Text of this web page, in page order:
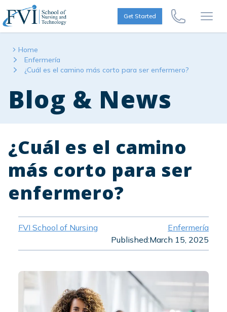
Skip to content
FVI School of Nursing
Get Started
Call Us Now
Home
Enfermería
¿Cuál es el camino más corto para ser enfermero?
Blog & News
¿Cuál es el camino
más corto para ser
enfermero?
FVI School of Nursing
Enfermería
Published:March 15, 2025